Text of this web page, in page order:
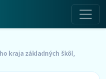
kraja základných škôl,